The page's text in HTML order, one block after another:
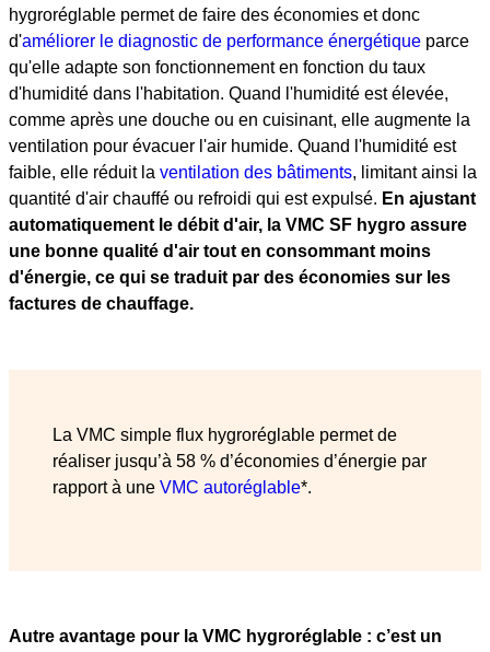
hygroréglable permet de faire des économies et donc
d'améliorer le diagnostic de performance énergétique parce
qu'elle adapte son fonctionnement en fonction du taux
d'humidité dans l'habitation. Quand l'humidité est élevée,
comme après une douche ou en cuisinant, elle augmente la
ventilation pour évacuer l'air humide. Quand l'humidité est
faible, elle réduit la ventilation des bâtiments, limitant ainsi la
quantité d'air chauffé ou refroidi qui est expulsé. En ajustant
automatiquement le débit d'air, la VMC SF hygro assure
une bonne qualité d'air tout en consommant moins
d'énergie, ce qui se traduit par des économies sur les
factures de chauffage.
La VMC simple flux hygroréglable permet de
réaliser jusqu’à 58 % d’économies d’énergie par
rapport à une VMC autoréglable*.
Autre avantage pour la VMC hygroréglable : c’est un